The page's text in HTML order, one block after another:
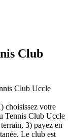
Club
Club Uccle
choisissez votre
Tennis Club Uccle
3) payez en
Le club est